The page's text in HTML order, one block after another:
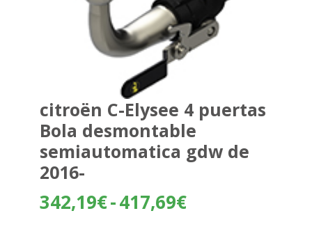
citroën C-Elysee 4 puertas
Bola desmontable
semiautomatica gdw de
2016-
342,19€-417,69€Rango